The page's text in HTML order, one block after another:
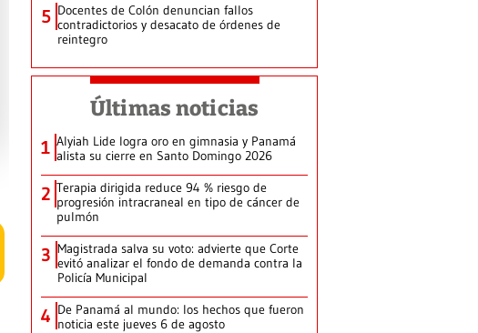
5 Docentes de Colón denuncian fallos
contradictorios y desacato de órdenes de
reintegro
Últimas noticias
1 Alyiah Lide logra oro en gimnasia y Panamá
alista su cierre en Santo Domingo 2026
2 Terapia dirigida reduce 94 % riesgo de
progresión intracraneal en tipo de cáncer de
pulmón
3 Magistrada salva su voto: advierte que Corte
evitó analizar el fondo de demanda contra la
Policía Municipal
4 De Panamá al mundo: los hechos que fueron
noticia este jueves 6 de agosto